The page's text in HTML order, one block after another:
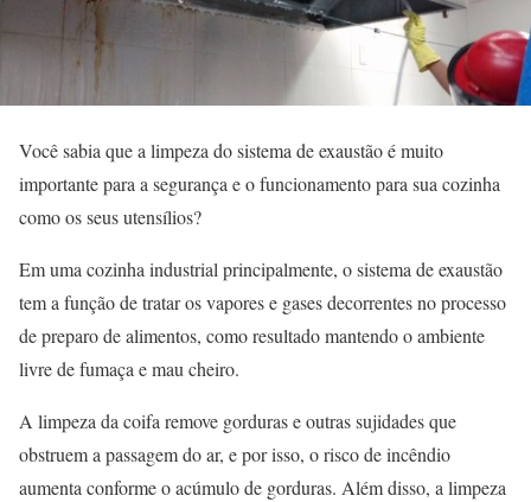
Você sabia que a limpeza do sistema de exaustão é muito
importante para a segurança e o funcionamento para sua cozinha
como os seus utensílios?
Em uma cozinha industrial principalmente, o sistema de exaustão
tem a função de tratar os vapores e gases decorrentes no processo
de preparo de alimentos, como resultado mantendo o ambiente
livre de fumaça e mau cheiro.
A limpeza da coifa remove gorduras e outras sujidades que
obstruem a passagem do ar, e por isso, o risco de incêndio
aumenta conforme o acúmulo de gorduras. Além disso, a limpeza